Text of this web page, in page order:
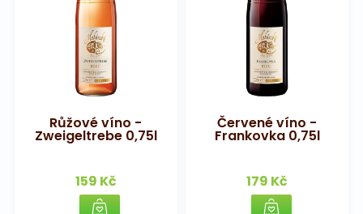
Růžové víno -
Zweigeltrebe 0,75l
159 Kč
Červené víno -
Frankovka 0,75l
179 Kč